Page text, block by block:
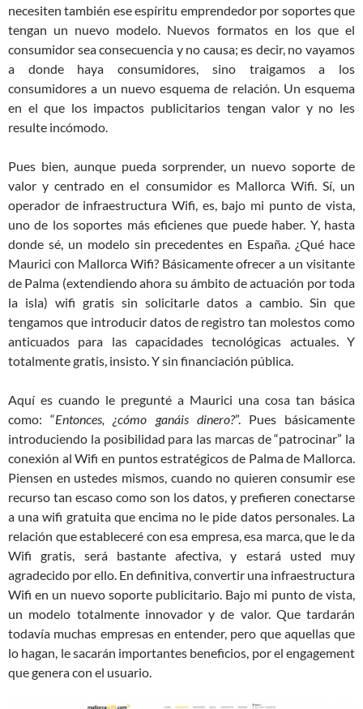
necesiten también ese espíritu emprendedor por soportes que
tengan un nuevo modelo. Nuevos formatos en los que el
consumidor sea consecuencia y no causa; es decir, no vayamos
a donde haya consumidores, sino traigamos a los
consumidores a un nuevo esquema de relación. Un esquema
en el que los impactos publicitarios tengan valor y no les
resulte incómodo.
Pues bien, aunque pueda sorprender, un nuevo soporte de
valor y centrado en el consumidor es Mallorca Wifi. Sí, un
operador de infraestructura Wifi, es, bajo mi punto de vista,
uno de los soportes más eficienes que puede haber. Y, hasta
donde sé, un modelo sin precedentes en España. ¿Qué hace
Maurici con Mallorca Wifi? Básicamente ofrecer a un visitante
de Palma (extendiendo ahora su ámbito de actuación por toda
la isla) wifi gratis sin solicitarle datos a cambio. Sin que
tengamos que introducir datos de registro tan molestos como
anticuados para las capacidades tecnológicas actuales. Y
totalmente gratis, insisto. Y sin financiación pública.
Aquí es cuando le pregunté a Maurici una cosa tan básica
como: “Entonces, ¿cómo ganáis dinero?”. Pues básicamente
introduciendo la posibilidad para las marcas de “patrocinar” la
conexión al Wifi en puntos estratégicos de Palma de Mallorca.
Piensen en ustedes mismos, cuando no quieren consumir ese
recurso tan escaso como son los datos, y prefieren conectarse
a una wifi gratuita que encima no le pide datos personales. La
relación que estableceré con esa empresa, esa marca, que le da
Wifi gratis, será bastante afectiva, y estará usted muy
agradecido por ello. En definitiva, convertir una infraestructura
Wifi en un nuevo soporte publicitario. Bajo mi punto de vista,
un modelo totalmente innovador y de valor. Que tardarán
todavía muchas empresas en entender, pero que aquellas que
lo hagan, le sacarán importantes beneficios, por el engagement
que genera con el usuario.